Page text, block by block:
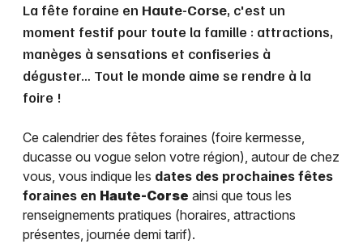
La fête foraine en Haute-Corse, c'est un
moment festif pour toute la famille : attractions,
manèges à sensations et confiseries à
déguster… Tout le monde aime se rendre à la
foire !
Ce calendrier des fêtes foraines (foire kermesse,
ducasse ou vogue selon votre région), autour de chez
vous, vous indique les dates des prochaines fêtes
foraines en Haute-Corse ainsi que tous les
renseignements pratiques (horaires, attractions
présentes, journée demi tarif).